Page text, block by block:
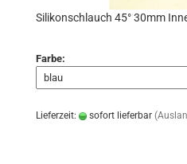
Silikonschlauch 45° 30mm
Farbe:
Lieferzeit: sofort lieferbar